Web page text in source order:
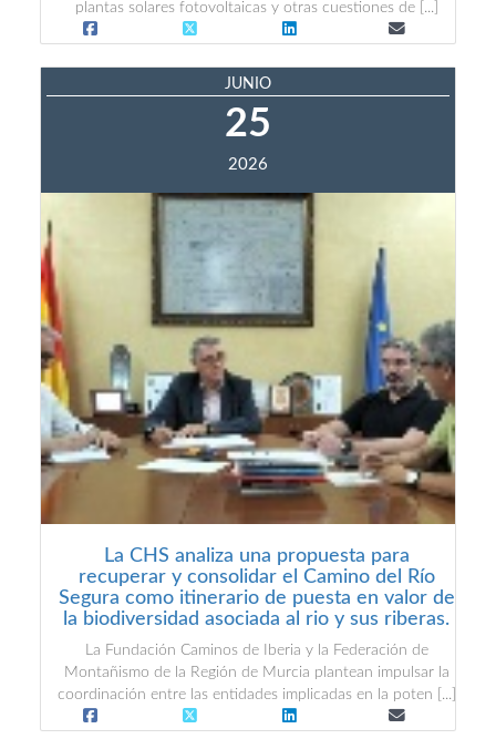
plantas solares fotovoltaicas y otras cuestiones de [...]
JUNIO
25
2026
La CHS analiza una propuesta para
recuperar y consolidar el Camino del Río
Segura como itinerario de puesta en valor de
la biodiversidad asociada al rio y sus riberas.
La Fundación Caminos de Iberia y la Federación de
Montañismo de la Región de Murcia plantean impulsar la
coordinación entre las entidades implicadas en la poten [...]